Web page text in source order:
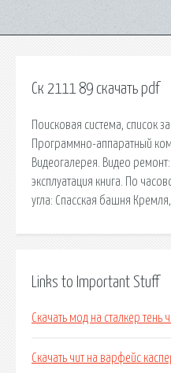
Ск 2111 89 скачать pdf
Поисковая сиcтема, список
Программно-аппаратный
Видеогалерея. Видео
эксплуатация книга. По
угла: Спасская башня
Links to Important Stuff
Скачать мод на сталкер тень
Скачать чит на варфейс